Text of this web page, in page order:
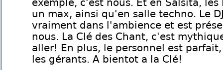
exemple, c'est nous. Et en Salsita, les
un max, ainsi qu'en salle techno. Le
vraiment dans l'ambience et est
nous. La Clé des Chant, c'est
aller! En plus, le personnel est
les gérants. A bientot a la Clé!